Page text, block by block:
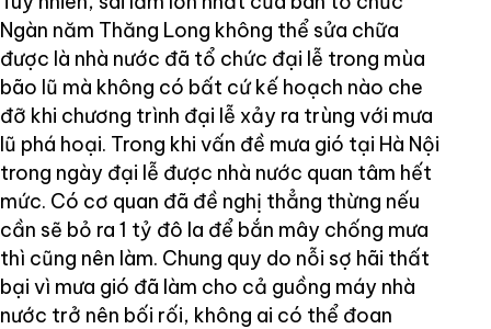
Ngàn năm Thăng Long không thể sửa chữa
được là nhà nước đã tổ chức đại lễ trong mùa
bão lũ mà không có bất cứ kế hoạch nào che
đỡ khi chương trình đại lễ xảy ra trùng với mưa
lũ phá hoại. Trong khi vấn đề mưa gió tại Hà Nội
trong ngày đại lễ được nhà nước quan tâm hết
mức. Có cơ quan đã đề nghị thẳng thừng nếu
cần sẽ bỏ ra 1 tỷ đô la để bắn mây chống mưa
thì cũng nên làm. Chung quy do nỗi sợ hãi thất
bại vì mưa gió đã làm cho cả guồng máy nhà
nước trở nên bối rối, không ai có thể đoan